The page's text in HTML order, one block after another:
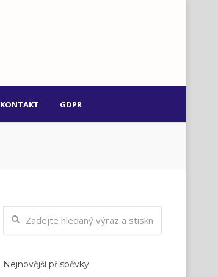
KONTAKT GDPR
Nejnovější příspěvky